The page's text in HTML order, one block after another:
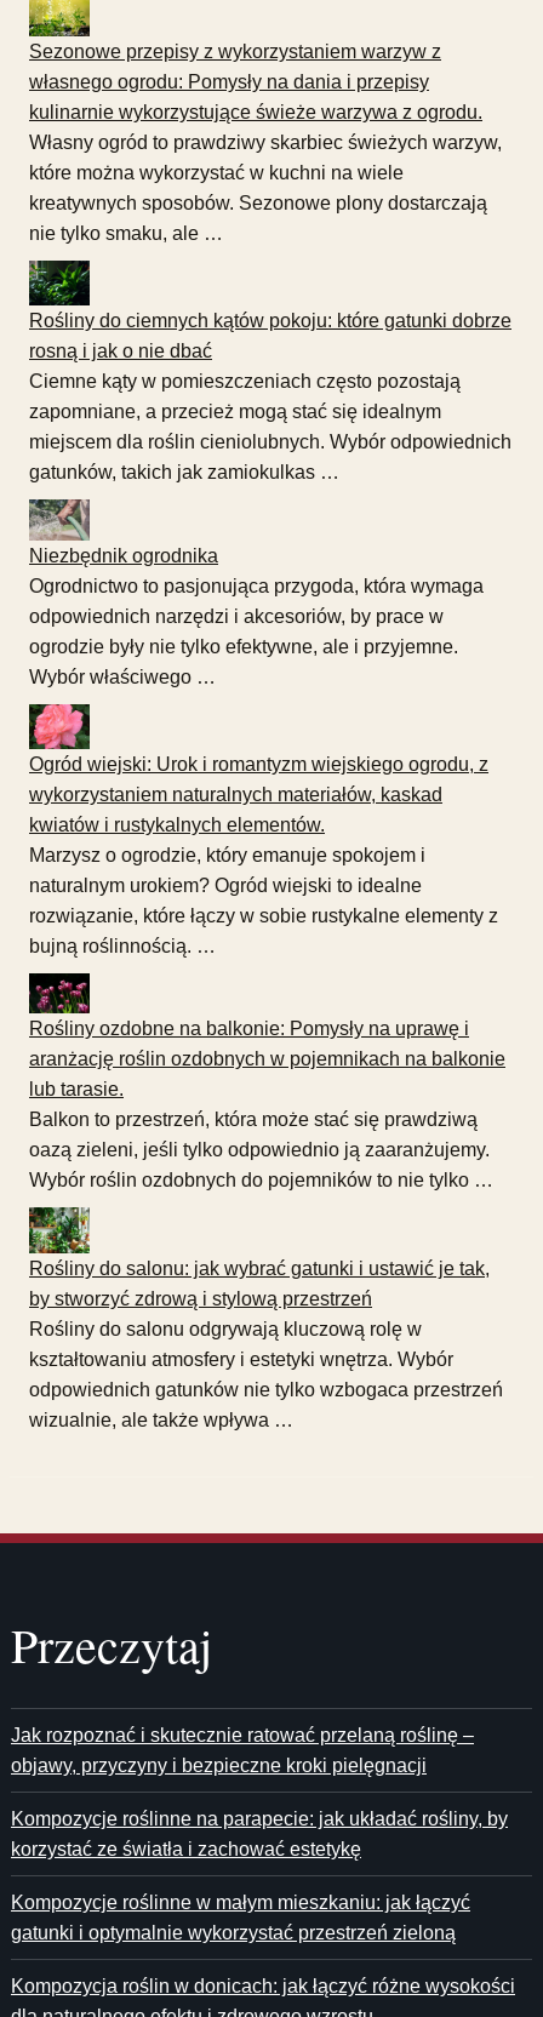
Sezonowe przepisy z wykorzystaniem warzyw z
własnego ogrodu: Pomysły na dania i przepisy
kulinarnie wykorzystujące świeże warzywa z ogrodu.
Własny ogród to prawdziwy skarbiec świeżych warzyw,
które można wykorzystać w kuchni na wiele
kreatywnych sposobów. Sezonowe plony dostarczają
nie tylko smaku, ale …
Rośliny do ciemnych kątów pokoju: które gatunki dobrze
rosną i jak o nie dbać
Ciemne kąty w pomieszczeniach często pozostają
zapomniane, a przecież mogą stać się idealnym
miejscem dla roślin cieniolubnych. Wybór odpowiednich
gatunków, takich jak zamiokulkas …
Niezbędnik ogrodnika
Ogrodnictwo to pasjonująca przygoda, która wymaga
odpowiednich narzędzi i akcesoriów, by prace w
ogrodzie były nie tylko efektywne, ale i przyjemne.
Wybór właściwego …
Ogród wiejski: Urok i romantyzm wiejskiego ogrodu, z
wykorzystaniem naturalnych materiałów, kaskad
kwiatów i rustykalnych elementów.
Marzysz o ogrodzie, który emanuje spokojem i
naturalnym urokiem? Ogród wiejski to idealne
rozwiązanie, które łączy w sobie rustykalne elementy z
bujną roślinnością. …
Rośliny ozdobne na balkonie: Pomysły na uprawę i
aranżację roślin ozdobnych w pojemnikach na balkonie
lub tarasie.
Balkon to przestrzeń, która może stać się prawdziwą
oazą zieleni, jeśli tylko odpowiednio ją zaaranżujemy.
Wybór roślin ozdobnych do pojemników to nie tylko …
Rośliny do salonu: jak wybrać gatunki i ustawić je tak,
by stworzyć zdrową i stylową przestrzeń
Rośliny do salonu odgrywają kluczową rolę w
kształtowaniu atmosfery i estetyki wnętrza. Wybór
odpowiednich gatunków nie tylko wzbogaca przestrzeń
wizualnie, ale także wpływa …
Przeczytaj
Jak rozpoznać i skutecznie ratować przelaną roślinę –
objawy, przyczyny i bezpieczne kroki pielęgnacji
Kompozycje roślinne na parapecie: jak układać rośliny, by
korzystać ze światła i zachować estetykę
Kompozycje roślinne w małym mieszkaniu: jak łączyć
gatunki i optymalnie wykorzystać przestrzeń zieloną
Kompozycja roślin w donicach: jak łączyć różne wysokości